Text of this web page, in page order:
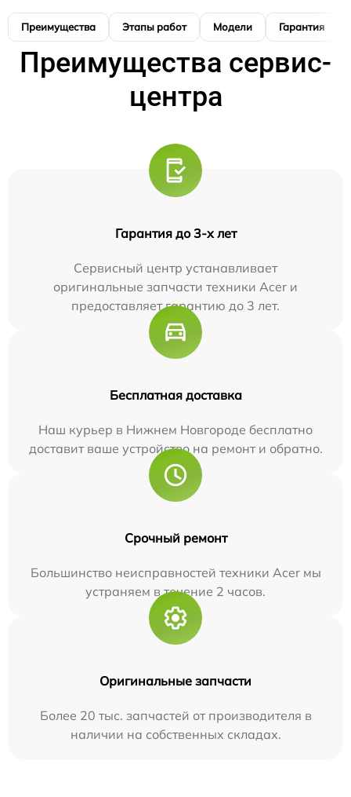
Преимущества Этапы работ Модели Гарантия
Преимущества сервис-
центра
Гарантия до 3-х лет
Сервисный центр устанавливает
оригинальные запчасти техники Acer и
предоставляет гарантию до 3 лет.
Бесплатная доставка
Наш курьер в Нижнем Новгороде бесплатно
доставит ваше устройство на ремонт и обратно.
Срочный ремонт
Большинство неисправностей техники Acer мы
устраняем в течение 2 часов.
Оригинальные запчасти
Более 20 тыс. запчастей от производителя в
наличии на собственных складах.